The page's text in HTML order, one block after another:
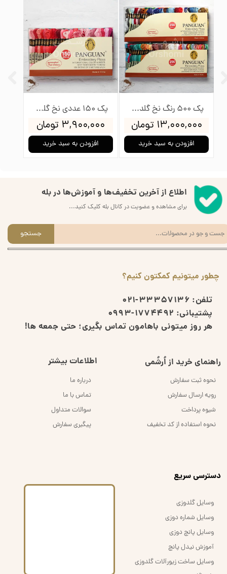
پک 150 عددی نخ گلدوزی پنگوئن
۳,۹۰۰,۰۰۰ تومان
افزودن به سبد خرید
پک 500 رنگ نخ گلدوزی پنگوئن
۱۳,۰۰۰,۰۰۰ تومان
افزودن به سبد خرید
چطور میتونیم کمکتون کنیم؟
تلفن: 33357136-021
پشتیبانی: 1774492-0993
هر روز میتونی باهامون تماس بگیری؛ حتی جمعه ها!
راهنمای خرید از اُرشُمی
نحوه ثبت سفارش
رویه ارسال سفارش
شیوه پرداخت
نحوه استفاده از کد تخفیف
اطلاعات بیشتر
درباره ما
تماس با ما
سوالات متداول
پیگیری سفارش
اطلاع از آخرین تخفیف‌ها و آموزش‌ها در بله
برای مشاهده و عضویت در کانال بله کلیک کنید...
جستجو
​دسترسی سریع
وسایل گلدوزی
وسایل شماره دوزی
وسایل پانچ دوزی
آموزش نیدل پانچ
وسایل ساخت زیورآلات گلدوزی